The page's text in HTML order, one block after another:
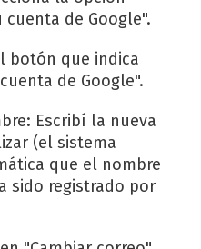
de Google".
botón que indica
de Google".
Escribí la nueva
(el sistema
que el nombre
sido registrado por